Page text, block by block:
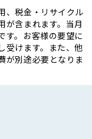
、税金・リサイクル
が含まれます。当月
す。お客様の要望に
受けます。また、他
が別途必要となりま